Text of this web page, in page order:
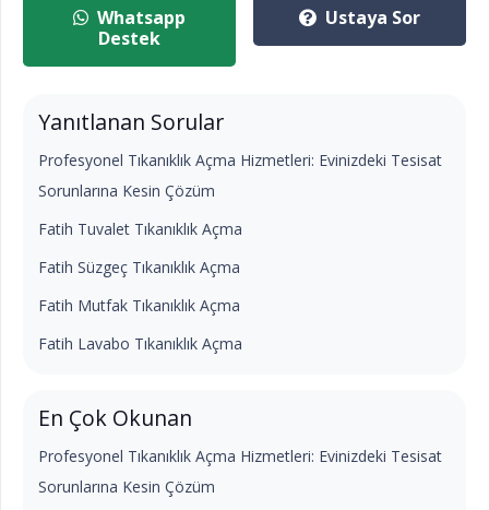
Whatsapp
Destek
Ustaya Sor
Yanıtlanan Sorular
Profesyonel Tıkanıklık Açma Hizmetleri: Evinizdeki Tesisat
Sorunlarına Kesin Çözüm
Fatih Tuvalet Tıkanıklık Açma
Fatih Süzgeç Tıkanıklık Açma
Fatih Mutfak Tıkanıklık Açma
Fatih Lavabo Tıkanıklık Açma
En Çok Okunan
Profesyonel Tıkanıklık Açma Hizmetleri: Evinizdeki Tesisat
Sorunlarına Kesin Çözüm